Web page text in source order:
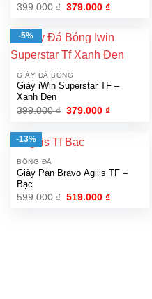
399.000₫ Giá
399.000 ₫.
379.000₫Giá
là:
379.000 ₫.
-5%
GIÀY ĐÁ BÓNG
Giày iWin Superstar TF –
Xanh Đen
399.000₫ Giá
399.000 ₫.
379.000₫Giá
-13%
BÓNG ĐÁ
Giày Pan Bravo Agilis TF –
Bạc
599.000₫ Giá
519.000₫Giá